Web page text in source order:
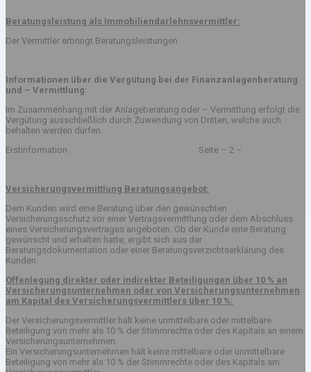
Beratungsleistung als Immobiliendarlehnsvermittler:
Der Vermittler erbringt Beratungsleistungen
Informationen über die Vergütung bei der Finanzanlagenberatung
und – Vermittlung:
Im Zusammenhang mit der Anlageberatung oder – Vermittlung erfolgt die
Vergütung ausschließlich durch Zuwendung von Dritten, welche auch
behalten werden dürfen.
Erstinformation Seite – 2 –
Versicherungsvermittlung Beratungsangebot:
Dem Kunden wird eine Beratung über den gewünschten
Versicherungsschutz vor einer Vertragsvermittlung oder dem Abschluss
eines Versicherungsvertrages angeboten. Ob der Kunde eine Beratung
gewünscht und erhalten hatte, ergibt sich aus der
Beratungsdokumentation oder einer Beratungsverzichtserklärung des
Kunden.
Offenlegung direkter oder indirekter Beteiligungen über 10 % an
Versicherungsunternehmen oder von Versicherungsunternehmen
am Kapital des Versicherungsvermittlers über 10 %:
Der Versicherungsvermittler hält keine unmittelbare oder mittelbare
Beteiligung von mehr als 10 % der Stimmrechte oder des Kapitals an einem
Versicherungsunternehmen.
Ein Versicherungsunternehmen hält keine mittelbare oder unmittelbare
Beteiligung von mehr als 10 % der Stimmrechte oder des Kapitals am